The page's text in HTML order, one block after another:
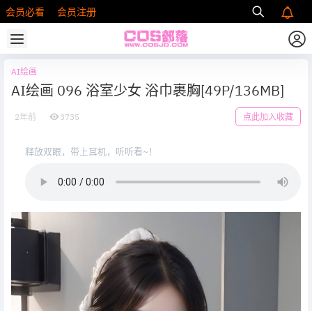
会员必看 会员注册
AI绘画
AI绘画 096 浴室少女 浴巾裹胸[49P/136MB]
2年前 3735 点此加入收藏
释放双眼，带上耳机，听听看~！